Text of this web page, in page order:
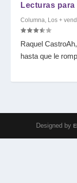
Lecturas
Columna Los +
Raquel
hasta que le
Designed by